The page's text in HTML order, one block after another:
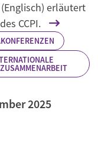
erläutert
CCPI.
2025